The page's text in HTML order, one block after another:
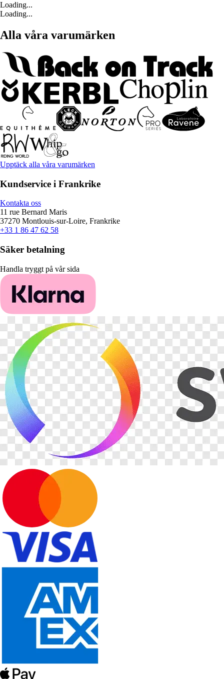
Loading...
Loading...
Alla våra varumärken
Upptäck alla våra varumärken
Kundservice i Frankrike
Kontakta oss
11 rue Bernard Maris
37270 Montlouis-sur-Loire, Frankrike
+33 1 86 47 62 58
Säker betalning
Handla tryggt på vår sida